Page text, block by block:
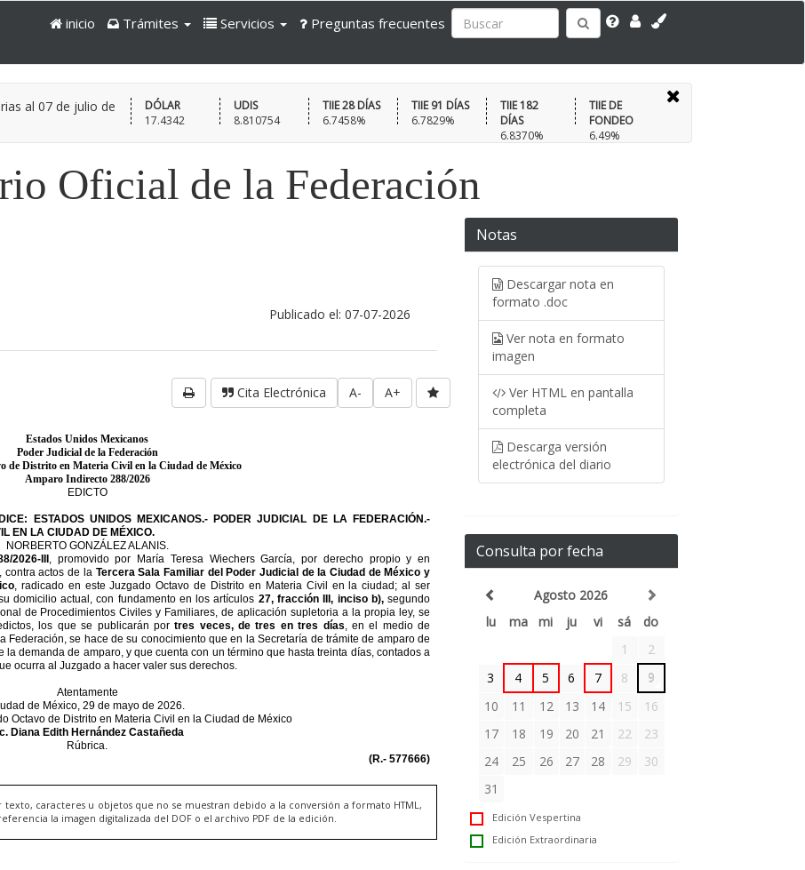
inicio Trámites Servicios Preguntas frecuentes
al 07 de julio de
DÓLAR
17.4342
UDIS
8.810754
TIIE 28 DÍAS
6.7458%
TIIE 91 DÍAS
6.7829%
TIIE 182
DÍAS
6.8370%
TIIE DE
FONDEO
6.49%
Oficial de la Federación
Publicado el: 07-07-2026
A+
A-
Cita Electrónica
caracteres u objetos que no se muestran debido a la conversión a formato HTML,
la imagen digitalizada del DOF o el archivo PDF de la edición.
Notas
Descargar nota en
formato .doc
Ver nota en formato
imagen
Ver HTML en pantalla
completa
Descarga versión
electrónica del diario
Consulta por fecha
Agosto 2026
lu
ma mi ju vi sá
do
1
2
3
4 5 6 7 8
9
10
11 12 13 14 15
16
17
18 19 20 21 22
23
24
25 26 27 28 29
30
31
Edición Vespertina
Edición Extraordinaria